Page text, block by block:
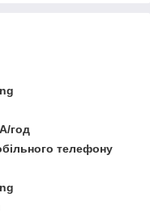
год
телефону